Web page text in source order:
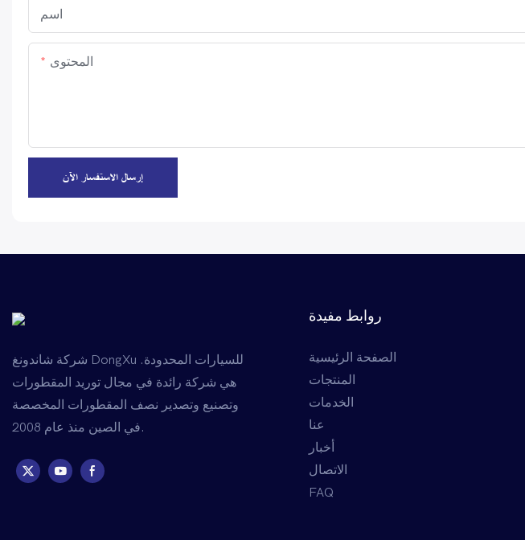
اسم
المحتوى
إرسال الاستفسار الآن
شركة شاندونغ DongXu للسيارات المحدودة.
هي شركة رائدة في مجال توريد المقطورات
وتصنيع وتصدير نصف المقطورات المخصصة
في الصين منذ عام 2008.
روابط مفيدة
الصفحة الرئيسية
المنتجات
الخدمات
عنا
أخبار
الاتصال
FAQ